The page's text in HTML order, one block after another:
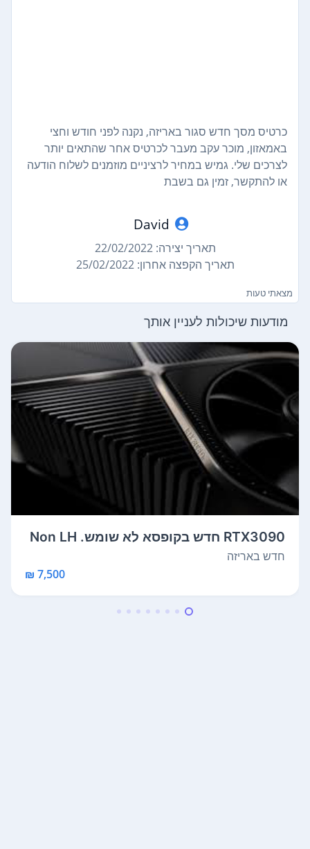
כרטיס מסך חדש סגור באריזה, נקנה לפני חודש וחצי
באמאזון, מוכר עקב מעבר לכרטיס אחר שהתאים יותר
לצרכים שלי. גמיש במחיר לרציניים מוזמנים לשלוח הודעה
או להתקשר, זמין גם בשבת
David
תאריך יצירה: 22/02/2022
תאריך הקפצה אחרון: 25/02/2022
מצאתי טעות
מודעות שיכולות לעניין אותך
RTX3090 חדש בקופסא לא שומש. Non LH
R.
חדש באריזה
7,500 ₪